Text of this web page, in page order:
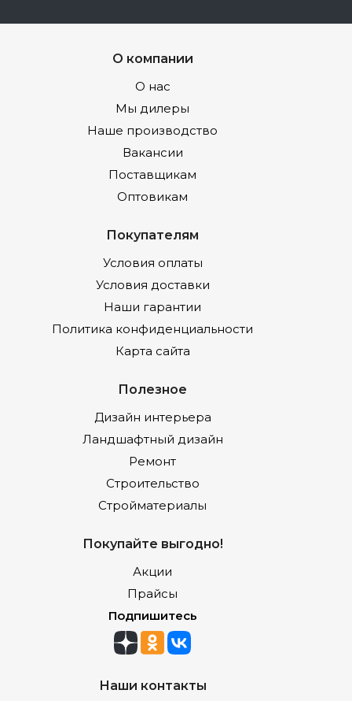
О компании
О нас
Мы дилеры
Наше производство
Вакансии
Поставщикам
Оптовикам
Покупателям
Условия оплаты
Условия доставки
Наши гарантии
Политика конфиденциальности
Карта сайта
Полезное
Дизайн интерьера
Ландшафтный дизайн
Ремонт
Строительство
Стройматериалы
Покупайте выгодно!
Акции
Прайсы
Подпишитесь
Наши контакты